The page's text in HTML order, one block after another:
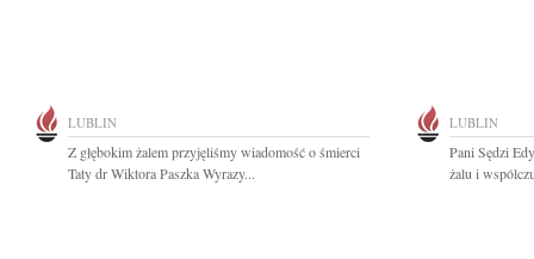
LUBLIN
Z głębokim żalem przyjęliśmy wiadomość o śmierci
Taty dr Wiktora Paszka Wyrazy...
LUBLIN
Pani Sędzi
żalu i